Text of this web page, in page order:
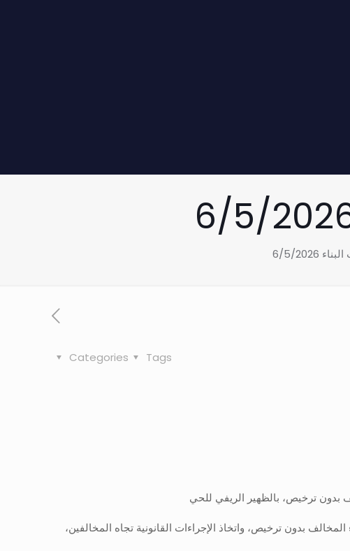
5/2026
Categories Tags
بدون ترخيص، بالظهير الريفي للحي
بدون ترخيص، واتخاذ الإجراءات القانونية تجاه المخالفين،